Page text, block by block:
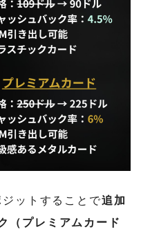
ットすることで追加
（プレミアムカード